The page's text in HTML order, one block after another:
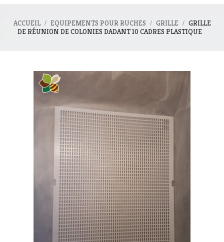
ACCUEIL EQUIPEMENTS POUR RUCHES GRILLE
GRILLE
DE RÉUNION DE COLONIES DADANT 10 CADRES PLASTIQUE